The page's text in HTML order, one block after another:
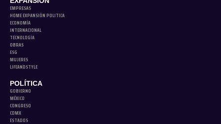
EMPRESAS
HOME EXPANSIÓN POLITICA
ECONOMÍA
INTERNACIONAL
TECNOLOGÍA
OBRAS
ESG
MUJERES
LIFEANDSTYLE
POLÍTICA
GOBIERNO
MÉXICO
CONGRESO
CDMX
ESTADOS